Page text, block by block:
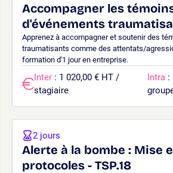
Accompagner les
d'événements
Apprenez à accompagner et soutenir des
traumatisants comme des attentats/
formation d'1 jour en entreprise.
Inter : 1 020,00 € HT /
stagiaire
Intra :
Alerte à la bombe : Mise
protocoles - TSP.18
2 jours